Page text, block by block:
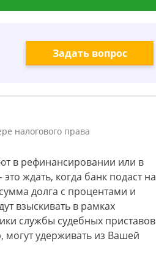
Задать вопрос
налогового права
в рефинансировании или в
ждать, когда банк подаст на
долга с процентами и
взыскивать в рамках
службы судебных приставов
удерживать из Вашей